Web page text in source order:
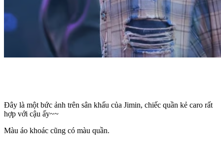
Đây là một bức ảnh trên sân khấu của Jimin, chiếc quần kẻ caro rất
hợp với cậu ấy~~
Màu áo khoác cũng có màu quần.